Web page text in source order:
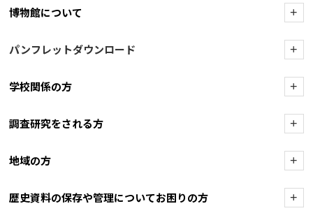
博物館について +
パンフレットダウンロード +
学校関係の方 +
調査研究をされる方 +
地域の方 +
歴史資料の保存や管理についてお困りの方 +